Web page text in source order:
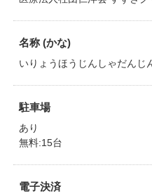
名称 (かな)
いりょうほうじんしゃだんじ
駐車場
あり
無料:15台
電子決済